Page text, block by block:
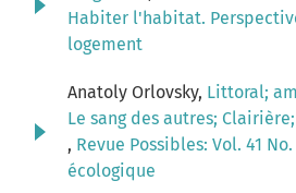
Habiter l'habitat.
logement
Anatoly Orlovsky, Littoral;
Le sang des autres;
, Revue Possibles: Vol. 41
écologique